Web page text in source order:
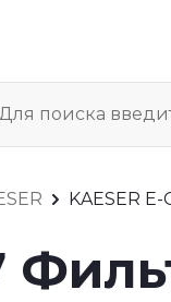
KAESER E-